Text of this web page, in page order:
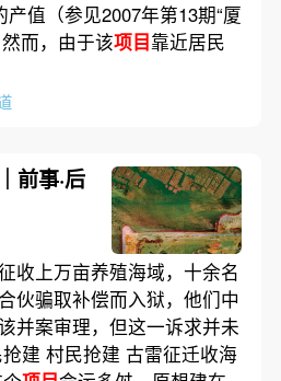
值（参见2007年第13期“厦
而，由于该项目靠近居民
前事·后
收上万亩养殖海域，十余名
伙骗取补偿而入狱，他们中
案审理，但这一诉求并未
建 村民抢建 古雷征迁收海